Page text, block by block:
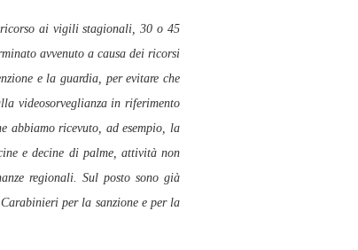
ricorso ai vigili stagionali, 30 o 45
avvenuto a causa dei ricorsi
e la guardia, per evitare che
videosorveglianza in riferimento
abbiamo ricevuto, ad esempio, la
e decine di palme, attività non
regionali. Sul posto sono già
per la sanzione e per la